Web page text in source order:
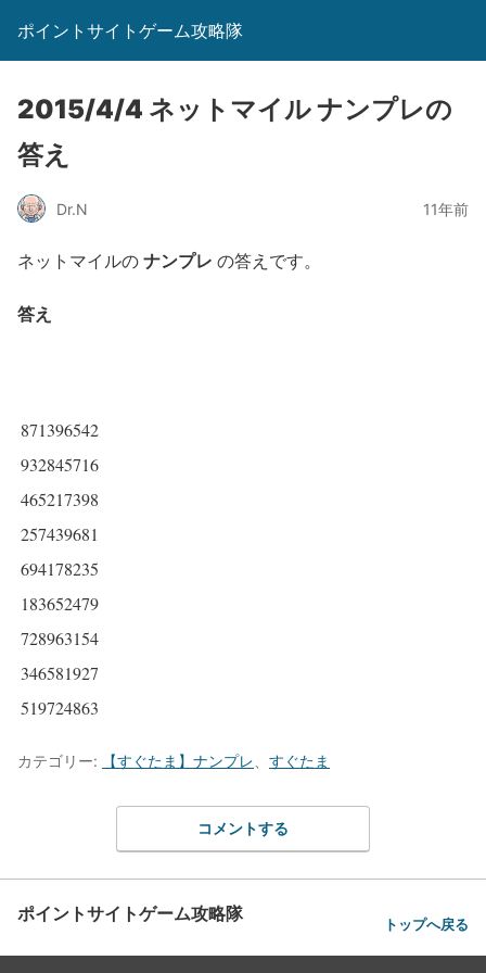
ポイントサイトゲーム攻略隊
2015/4/4 ネットマイル ナンプレの
答え
Dr.N 11年前
ネットマイルのナンプレ の答えです。
答え
871396542
932845716
465217398
257439681
694178235
183652479
728963154
346581927
519724863
カテゴリー: 【すぐたま】ナンプレ すぐたま
コメントする
ポイントサイトゲーム攻略隊 トップへ戻る